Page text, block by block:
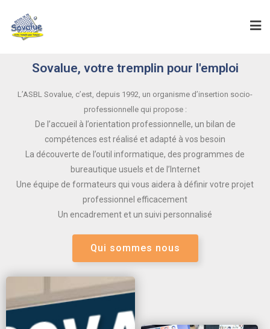
Sovalue, votre tremplin pour l'emploi
L’ASBL Sovalue, c’est, depuis 1992, un organisme d’insertion socio-
professionnelle qui propose :
De l’accueil à l’orientation professionnelle, un bilan de
compétences est réalisé et adapté à vos besoin
La découverte de l’outil informatique, des programmes de
bureautique usuels et de l’Internet
Une équipe de formateurs qui vous aidera à définir votre projet
professionnel efficacement
Un encadrement et un suivi personnalisé
Qui sommes nous